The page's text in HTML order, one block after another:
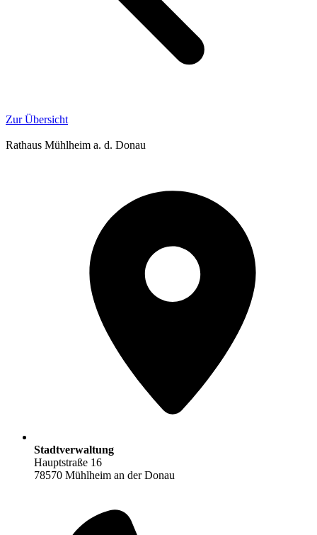
Zur Übersicht
Rathaus Mühlheim a. d. Donau
Stadtverwaltung
Hauptstraße 16
78570 Mühlheim an der Donau